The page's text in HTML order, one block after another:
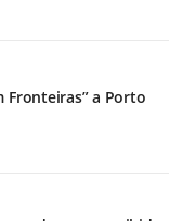
Fronteiras” a Porto